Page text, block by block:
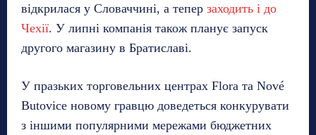
відкрилася у Словаччині, а тепер заходить і до
Чехії. У липні компанія також планує запуск
другого магазину в Братиславі.
У празьких торговельних центрах Flora та Nové
Butovice новому гравцю доведеться конкурувати
з іншими популярними мережами бюджетних